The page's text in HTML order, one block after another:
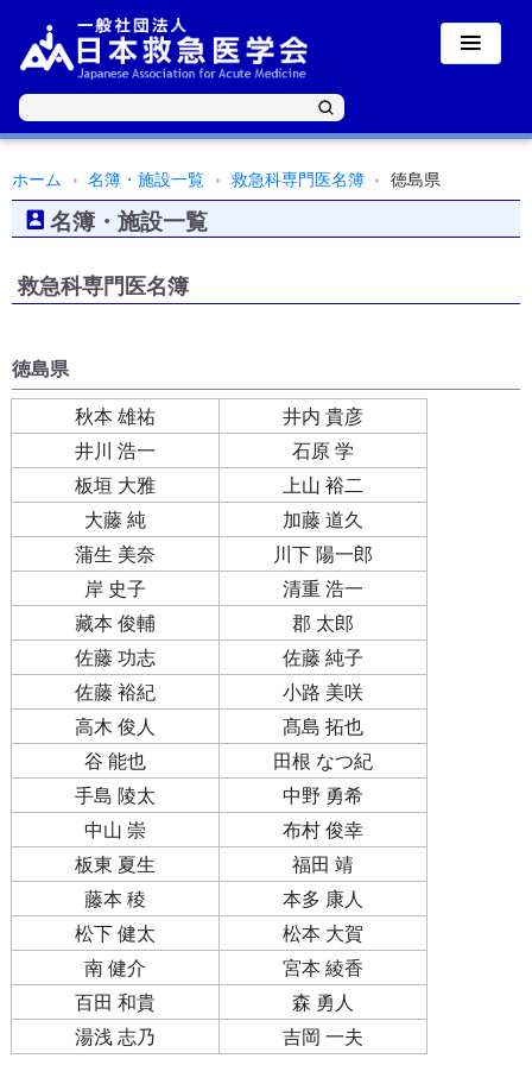
ホーム 名簿・施設一覧 救急科専門医名簿 徳島県
名簿・施設一覧
救急科専門医名簿
徳島県
秋本 雄祐
井内 貴彦
井川 浩一
石原 学
板垣 大雅
上山 裕二
大藤 純
加藤 道久
蒲生 美奈
川下 陽一郎
岸 史子
清重 浩一
藏本 俊輔
郡 太郎
佐藤 功志
佐藤 純子
佐藤 裕紀
小路 美咲
高木 俊人
髙島 拓也
谷 能也
田根 なつ紀
手島 陵太
中野 勇希
中山 崇
布村 俊幸
板東 夏生
福田 靖
藤本 稜
本多 康人
松下 健太
松本 大賀
南 健介
宮本 綾香
百田 和貴
森 勇人
湯浅 志乃
吉岡 一夫